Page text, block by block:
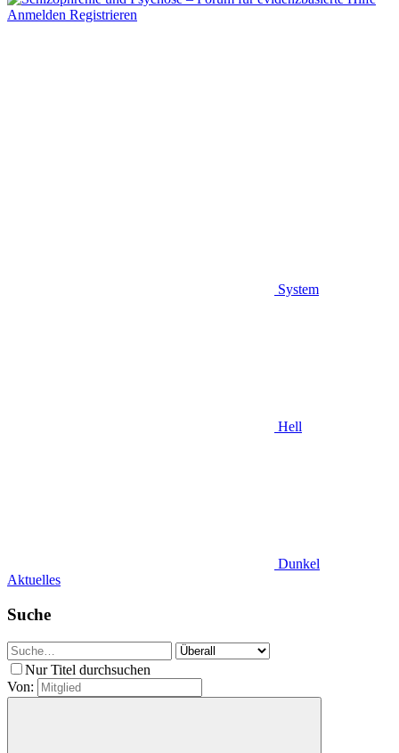
Anmelden Registrieren
System
Hell
Dunkel
Aktuelles
Suche
Nur Titel durchsuchen
Von: